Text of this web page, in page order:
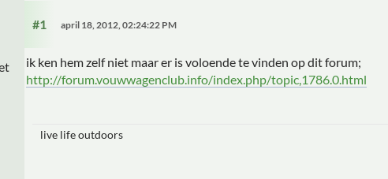
#1 april 18, 2012, 02:24:22 PM
ik ken hem zelf niet maar er is voloende te vinden op dit forum;
http://forum.vouwwagenclub.info/index.php/topic,1786.0.html
live life outdoors